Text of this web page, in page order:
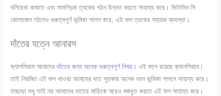
বলিরেখা কমাতে এবং সামগ্রিক ত্বকের গঠন উন্নত করতে সাহায্য করে। ভিটামিন সি
কোলাজেন গঠনেও গুরুত্বপূর্ণ ভূমিকা পালন করে, এই ফল ত্বকের সহায়ক ব্যবস্থা।
দাঁতের যত্নে আনারস
ক্যালসিয়াম আমাদেরদাঁতের জন্য অনেক গুরুত্বপূর্ণ বিষয় । এই ফলে রয়েছে ক্যালসিয়াম।
তাই নিয়মিত এই ফল খাওয়া আমাদের দাত সুরক্ষায় অনেক ভাল ভুমিকা পালনে সাহায্য করে।
তাছাড়া শুধু তাই নয় আমাদের দাতের মাড়িকে আরও মজবুত করতে এই ফল সাহায্য করে।